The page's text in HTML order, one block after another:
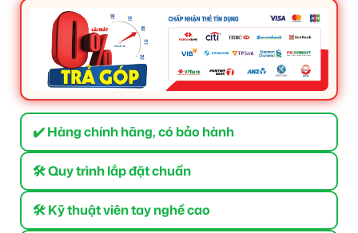
✔️ Hàng chính hãng, có bảo hành
🛠 Quy trình lắp đặt chuẩn
🛠 Kỹ thuật viên tay nghề cao